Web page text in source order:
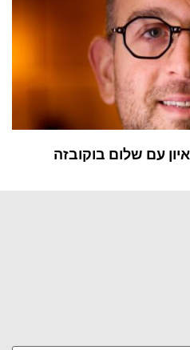
עם שלום בוקובזה